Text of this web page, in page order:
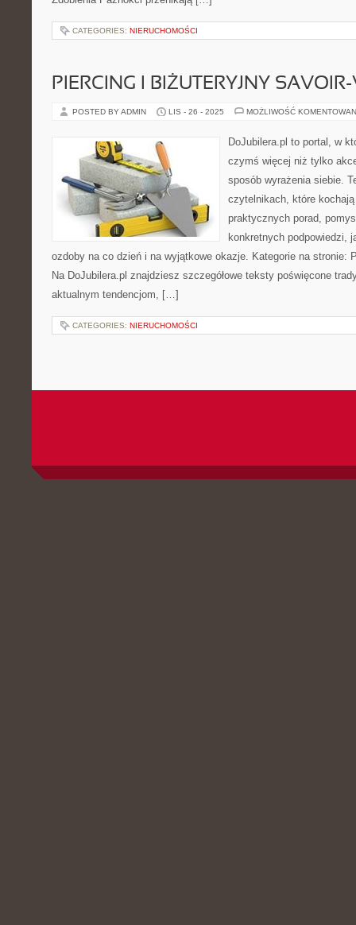
CATEGORIES: NIERUCHOMOŚCI
PIERCING I BIŻUTERYJNY
POSTED BY ADMIN LIS - 26 - 2025 MOŻLIWOŚĆ
DoJubilera.pl to portal, w
czymś więcej niż tylko
sposób wyrażenia siebie.
czytelnikach, które
praktycznych porad,
konkretnych podpowiedzi,
ozdoby na co dzień i na wyjątkowe okazje. Kategorie na stronie:
Na DoJubilera.pl znajdziesz szczegółowe teksty poświęcone
aktualnym tendencjom, […]
CATEGORIES: NIERUCHOMOŚCI